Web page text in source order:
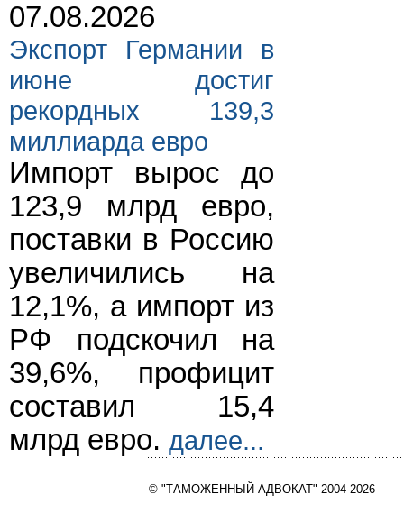
07.08.2026
Экспорт Германии в
июне достиг
рекордных 139,3
миллиарда евро
Импорт вырос до
123,9 млрд евро,
поставки в Россию
увеличились на
12,1%, а импорт из
РФ подскочил на
39,6%, профицит
составил 15,4
млрд евро. далее...
© "ТАМОЖЕННЫЙ АДВОКАТ" 2004-2026